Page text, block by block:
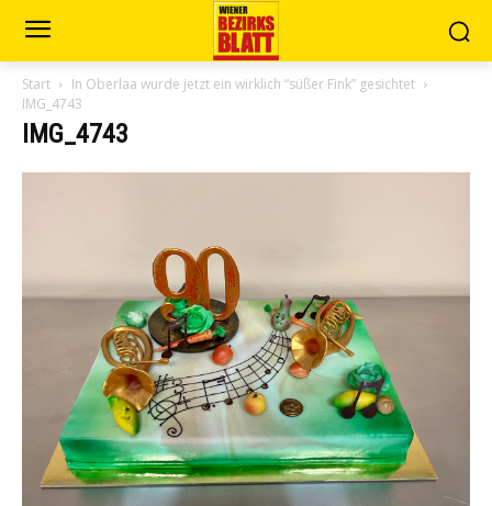
Start
In Oberlaa wurde jetzt ein wirklich “süßer Fink” gesichtet
IMG_4743
IMG_4743